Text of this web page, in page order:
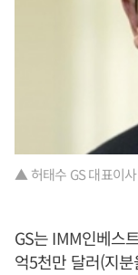
▲ 허태수 GS 대표이
GS는 IMM인베스
억5천만 달러(지